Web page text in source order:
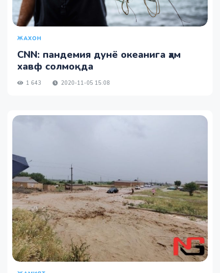
ЖАХОН
CNN: пандемия дунё океанига ҳам
хавф солмоқда
1 643 2020-11-05 15:08